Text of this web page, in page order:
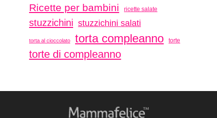
Ricette per bambini ricette salate
stuzzichini stuzzichini salati
torta al cioccolato torta compleanno torte
torte di compleanno